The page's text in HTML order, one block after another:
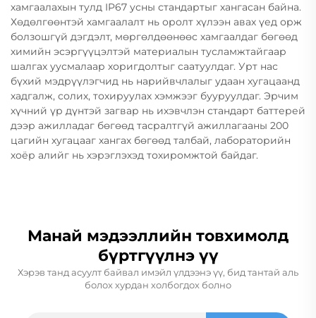
хамгаалахын тулд IP67 усны стандартыг хангасан байна.
Хөдөлгөөнтэй хамгаалалт нь оролт хүлээн авах үед орж
болзошгүй дэгдэлт, мөргөлдөөнөөс хамгаалдаг бөгөөд
химийн эсэргүүцэлтэй материалын тусламжтайгаар
шалгах уусмалаар хоригдолтыг саатуулдаг. Урт нас
бүхий мэдрүүлэгчид нь нарийвчлалыг удаан хугацаанд
хадгалж, солих, тохируулах хэмжээг бууруулдаг. Эрчим
хүчний үр дүнтэй загвар нь ихэвчлэн стандарт баттерей
дээр ажилладаг бөгөөд тасралтгүй ажиллагааны 200
цагийн хугацааг хангах бөгөөд талбай, лабораторийн
хоёр алийг нь хэрэглэхэд тохиромжтой байдаг.
Манай мэдээллийн товхимолд
бүртгүүлнэ үү
Хэрэв танд асуулт байвал имэйл үлдээнэ үү, бид тантай аль
болох хурдан холбогдох болно